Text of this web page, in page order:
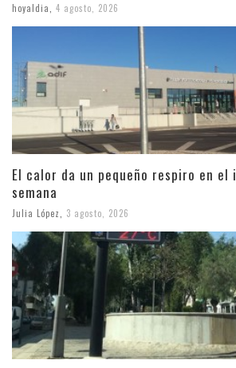
hoyaldia 4 agosto, 2026
El calor da un pequeño respiro en el
semana
Julia López 3 agosto, 2026